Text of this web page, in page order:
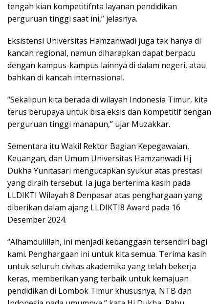
tengah kian kompetitifnta layanan pendidikan
perguruan tinggi saat ini,” jelasnya.
Eksistensi Universitas Hamzanwadi juga tak hanya di
kancah regional, namun diharapkan dapat berpacu
dengan kampus-kampus lainnya di dalam negeri, atau
bahkan di kancah internasional.
“Sekalipun kita berada di wilayah Indonesia Timur, kita
terus berupaya untuk bisa eksis dan kompetitif dengan
perguruan tinggi manapun,” ujar Muzakkar.
Sementara itu Wakil Rektor Bagian Kepegawaian,
Keuangan, dan Umum Universitas Hamzanwadi Hj
Dukha Yunitasari mengucapkan syukur atas prestasi
yang diraih tersebut. Ia juga berterima kasih pada
LLDIKTI Wilayah 8 Denpasar atas penghargaan yang
diberikan dalam ajang LLDIKTI8 Award pada 16
Desember 2024.
“Alhamdulillah, ini menjadi kebanggaan tersendiri bagi
kami. Penghargaan ini untuk kita semua. Terima kasih
untuk seluruh civitas akademika yang telah bekerja
keras, memberikan yang terbaik untuk kemajuan
pendidikan di Lombok Timur khususnya, NTB dan